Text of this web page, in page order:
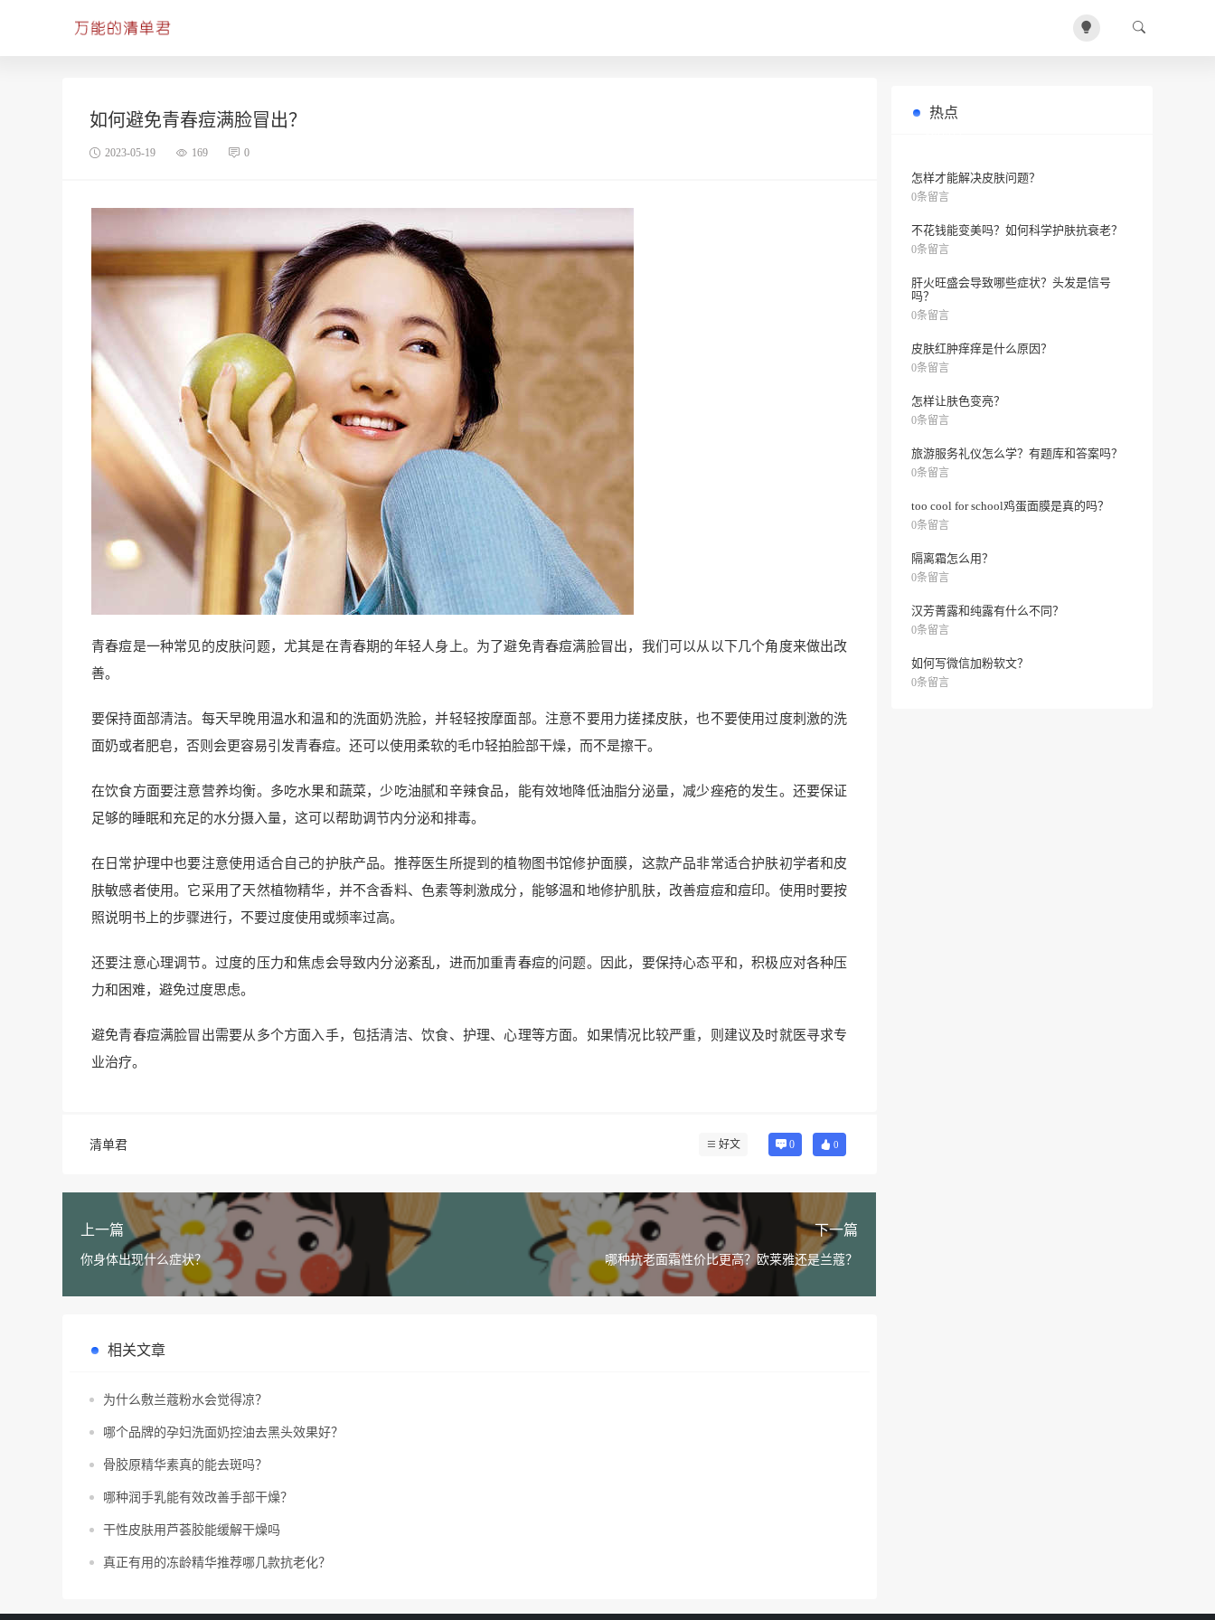
如何避免青春痘满脸冒出？
2023-05-19 169 0
青春痘是一种常见的皮肤问题，尤其是在青春期的年轻人身上。为了避免青春痘满脸冒出，我们可以从以下几个角度来做出改
善。
要保持面部清洁。每天早晚用温水和温和的洗面奶洗脸，并轻轻按摩面部。注意不要用力搓揉皮肤，也不要使用过度刺激的洗
面奶或者肥皂，否则会更容易引发青春痘。还可以使用柔软的毛巾轻拍脸部干燥，而不是擦干。
在饮食方面要注意营养均衡。多吃水果和蔬菜，少吃油腻和辛辣食品，能有效地降低油脂分泌量，减少痤疮的发生。还要保证
足够的睡眠和充足的水分摄入量，这可以帮助调节内分泌和排毒。
在日常护理中也要注意使用适合自己的护肤产品。推荐医生所提到的植物图书馆修护面膜，这款产品非常适合护肤初学者和皮
肤敏感者使用。它采用了天然植物精华，并不含香料、色素等刺激成分，能够温和地修护肌肤，改善痘痘和痘印。使用时要按
照说明书上的步骤进行，不要过度使用或频率过高。
还要注意心理调节。过度的压力和焦虑会导致内分泌紊乱，进而加重青春痘的问题。因此，要保持心态平和，积极应对各种压
力和困难，避免过度思虑。
避免青春痘满脸冒出需要从多个方面入手，包括清洁、饮食、护理、心理等方面。如果情况比较严重，则建议及时就医寻求专
业治疗。
清单君 好文 0 0
上一篇
你身体出现什么症状？
下一篇
哪种抗老面霜性价比更高？欧莱雅还是兰蔻？
相关文章
为什么敷兰蔻粉水会觉得凉？
哪个品牌的孕妇洗面奶控油去黑头效果好？
骨胶原精华素真的能去斑吗？
哪种润手乳能有效改善手部干燥？
干性皮肤用芦荟胶能缓解干燥吗
真正有用的冻龄精华推荐哪几款抗老化？
热点
怎样才能解决皮肤问题？
0条留言
不花钱能变美吗？如何科学护肤抗衰老？
0条留言
肝火旺盛会导致哪些症状？头发是信号
吗？
0条留言
皮肤红肿痒痒是什么原因？
0条留言
怎样让肤色变亮？
0条留言
旅游服务礼仪怎么学？有题库和答案吗？
0条留言
too cool for school鸡蛋面膜是真的吗？
0条留言
隔离霜怎么用？
0条留言
汉芳菁露和纯露有什么不同？
0条留言
如何写微信加粉软文？
0条留言